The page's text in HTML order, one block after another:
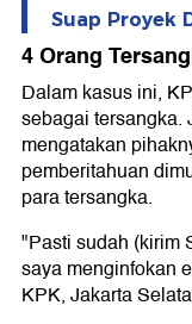
Suap Proyek
4 Orang
Dalam kasus ini,
sebagai tersangka.
mengatakan
pemberitahuan
para tersangka.
"Pasti sudah (kirim
saya menginfokan
KPK, Jakarta